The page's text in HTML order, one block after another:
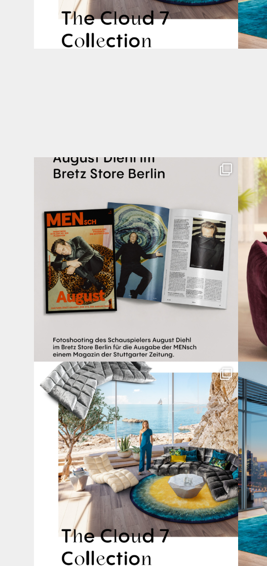
Zwischen Charakter und Design: Schauspieler August
Für jeden Lieblingsplatz die passende Cloud. ☁️...
62